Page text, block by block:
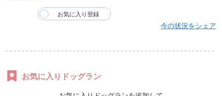
今の状況をシェア
お気に入りドッグラン